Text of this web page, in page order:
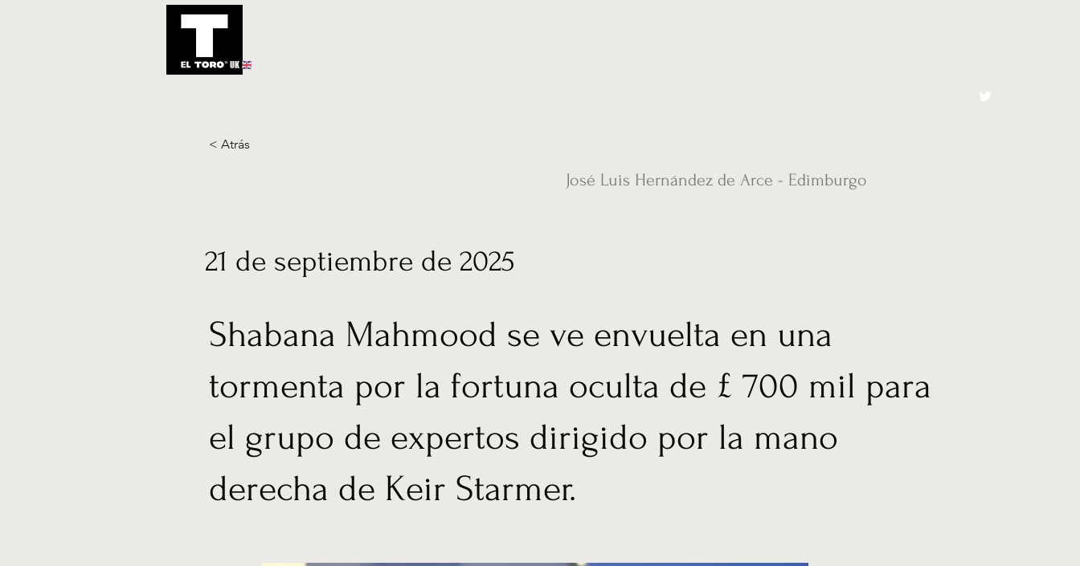
UK
< Atrás
José Luis Hernández de Arce - Edimburgo
21 de septiembre de 2025
Shabana Mahmood se ve envuelta en una
tormenta por la fortuna oculta de £ 700 mil para
el grupo de expertos dirigido por la mano
derecha de Keir Starmer.